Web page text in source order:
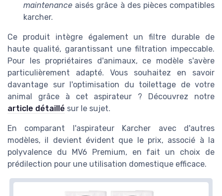
maintenance aisés grâce à des pièces compatibles
karcher.
Ce produit intègre également un filtre durable de
haute qualité, garantissant une filtration impeccable.
Pour les propriétaires d'animaux, ce modèle s'avère
particulièrement adapté. Vous souhaitez en savoir
davantage sur l'optimisation du toilettage de votre
animal grâce à cet aspirateur ? Découvrez notre
article détaillé sur le sujet.
En comparant l'aspirateur Karcher avec d'autres
modèles, il devient évident que le prix, associé à la
polyvalence du MV6 Premium, en fait un choix de
prédilection pour une utilisation domestique efficace.